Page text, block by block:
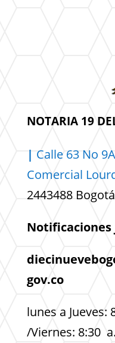
NOTARIA 19
| Calle 63 No
Comercial
2443488
gov.co
lunes a Jueves:
/Viernes: 8:30